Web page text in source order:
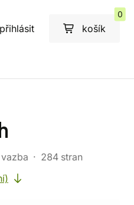
přihlásit košík
0
284 stran